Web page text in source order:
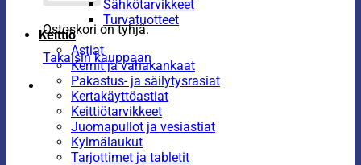
Ostoskori on tyhjä.
Takaisin kauppaan
Sähkötarvikkeet
Turvatuotteet
Keittiö
Astiat
Kernit ja vahakankaat
Pakastus- ja säilytysrasiat
Kertakäyttöastiat
Keittiötarvikkeet
Juomapullot ja vesiastiat
Kylmälaukut
Tarjottimet ja tabletit